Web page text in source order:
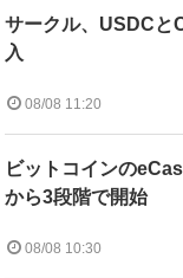
サークル、USDCと
入
08/08 11:20
ビットコインの
から3段階で開始
08/08 10:30